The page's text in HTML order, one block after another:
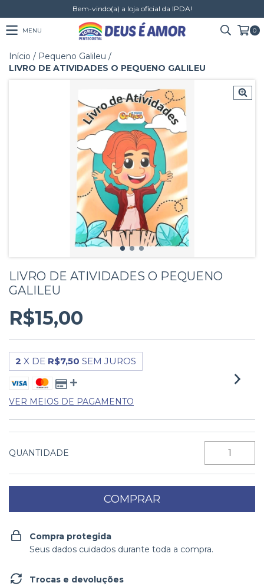
Bem-vindo(a) a loja oficial da IPDA!
MENU 0
Início / Pequeno Galileu /
LIVRO DE ATIVIDADES O PEQUENO GALILEU
LIVRO DE ATIVIDADES O PEQUENO
GALILEU
R$15,00
2 X DE R$7,50 SEM JUROS
VER MEIOS DE PAGAMENTO
QUANTIDADE
Compra protegida
Seus dados cuidados durante toda a compra.
Trocas e devoluções